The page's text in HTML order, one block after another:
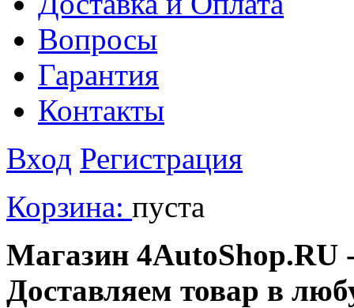
Вопросы
Гарантия
Контакты
Вход Регистрация
Корзина: пуста
Магазин 4AutoShop.RU
Доставляем товар в